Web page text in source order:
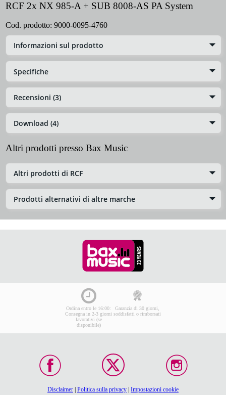
RCF 2x NX 985-A + SUB 8008-AS PA System
Cod. prodotto: 9000-0095-4760
Informazioni sul prodotto
Specifiche
Recensioni (3)
Download (4)
Altri prodotti presso Bax Music
Altri prodotti di RCF
Prodotti alternativi di altre marche
Ordina entro le 16:00:
Consegna in 2-3 giorni
lavorativi (se
disponibile)
Garanzia di 30 giorni,
soddisfatti o rimborsati
Disclaimer Politica sulla privacy Impostazioni cookie